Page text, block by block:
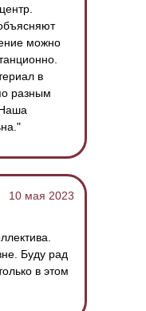
можно
в
разным
Буду рад
в этом
10 мая 2023